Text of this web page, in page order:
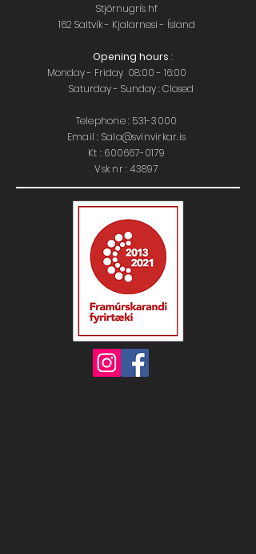
Stjörnugrís hf
162 Saltvík - Kjalarnesi - Ísland
Opening hours :
Monday - Friday 08:00 - 16:00
Saturday - Sunday : Closed
Telephone : 531-3000
Email : Sala@svinvirkar.is
​​Kt : 600667-0179
Vsk nr : 43897